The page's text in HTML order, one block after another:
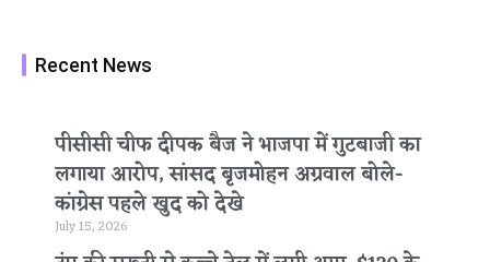
Recent News
पीसीसी चीफ दीपक बैज ने भाजपा में गुटबाजी का
लगाया आरोप, सांसद बृजमोहन अग्रवाल बोले-
कांग्रेस पहले खुद को देखे
July 15, 2026